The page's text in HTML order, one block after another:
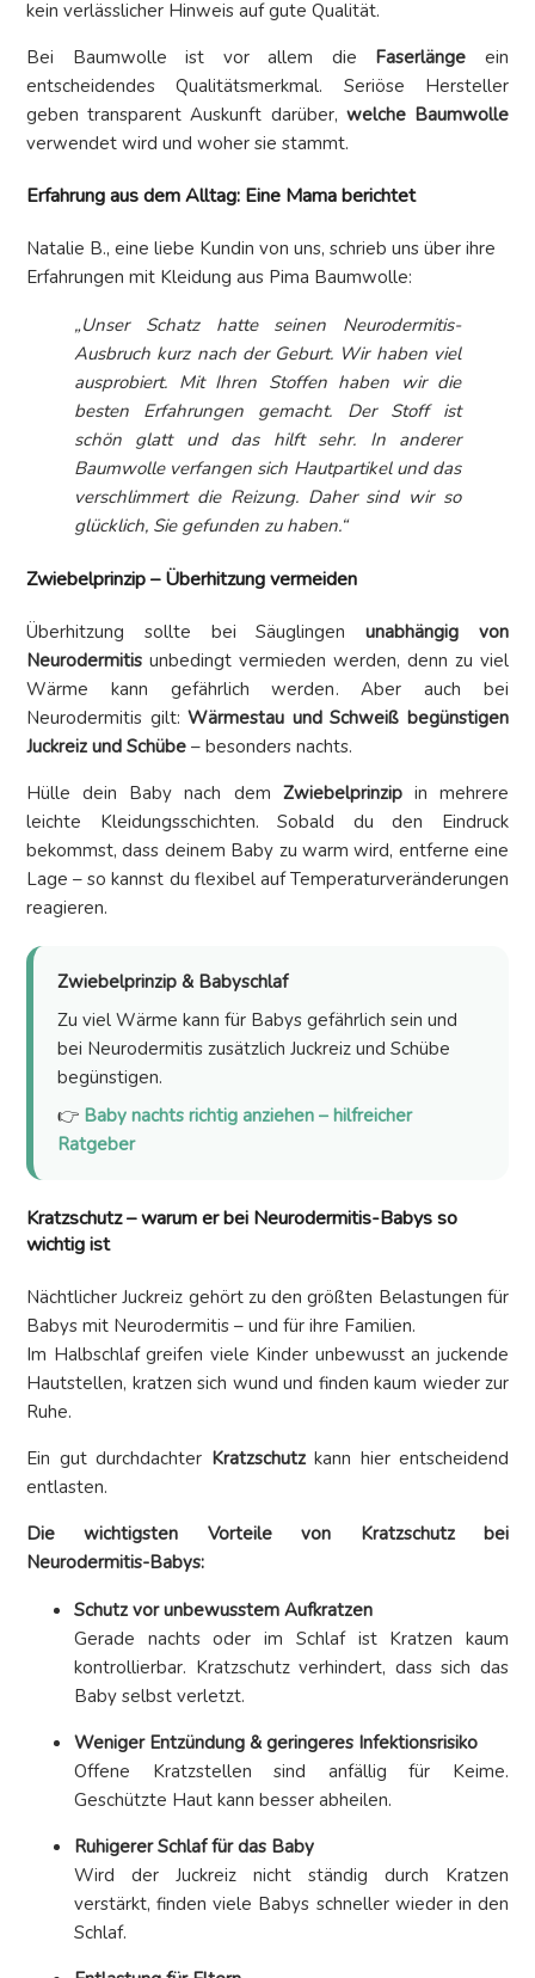
kein verlässlicher Hinweis auf gute Qualität.
Bei Baumwolle ist vor allem die Faserlänge ein
entscheidendes Qualitätsmerkmal. Seriöse Hersteller
geben transparent Auskunft darüber, welche Baumwolle
verwendet wird und woher sie stammt.
Erfahrung aus dem Alltag: Eine Mama berichtet
Natalie B., eine liebe Kundin von uns, schrieb uns über ihre
Erfahrungen mit Kleidung aus Pima Baumwolle:
„Unser Schatz hatte seinen Neurodermitis-
Ausbruch kurz nach der Geburt. Wir haben viel
ausprobiert. Mit Ihren Stoffen haben wir die
besten Erfahrungen gemacht. Der Stoff ist
schön glatt und das hilft sehr. In anderer
Baumwolle verfangen sich Hautpartikel und das
verschlimmert die Reizung. Daher sind wir so
glücklich, Sie gefunden zu haben.“
Zwiebelprinzip – Überhitzung vermeiden
Überhitzung sollte bei Säuglingenunabhängig von
Neurodermitis unbedingt vermieden werden, denn zu viel
Wärme kann gefährlich werden. Aber auch bei
Neurodermitis gilt:Wärmestau und Schweiß begünstigen
Juckreiz und Schübe – besonders nachts.
Hülle dein Baby nach dem Zwiebelprinzipin mehrere
leichte Kleidungsschichten. Sobald du den Eindruck
bekommst, dass deinem Baby zu warm wird, entferne eine
Lage – so kannst du flexibel auf Temperaturveränderungen
reagieren.
Zwiebelprinzip & Babyschlaf
Zu viel Wärme kann für Babys gefährlich sein und
bei Neurodermitis zusätzlich Juckreiz und Schübe
begünstigen.
👉 Baby nachts richtig anziehen – hilfreicher
Ratgeber
Kratzschutz – warum er bei Neurodermitis-Babys so
wichtig ist
Nächtlicher Juckreiz gehört zu den größten Belastungen für
Babys mit Neurodermitis – und für ihre Familien.
Im Halbschlaf greifen viele Kinder unbewusst an juckende
Hautstellen, kratzen sich wund und finden kaum wieder zur
Ruhe.
Ein gut durchdachter Kratzschutzkann hier entscheidend
entlasten.
Die wichtigsten Vorteile von Kratzschutz bei
Neurodermitis-Babys:
Schutz vor unbewusstem Aufkratzen
Gerade nachts oder im Schlaf ist Kratzen kaum
kontrollierbar. Kratzschutz verhindert, dass sich das
Baby selbst verletzt.
Weniger Entzündung & geringeres Infektionsrisiko
Offene Kratzstellen sind anfällig für Keime.
Geschützte Haut kann besser abheilen.
Ruhigerer Schlaf für das Baby
Wird der Juckreiz nicht ständig durch Kratzen
verstärkt, finden viele Babys schneller wieder in den
Schlaf.